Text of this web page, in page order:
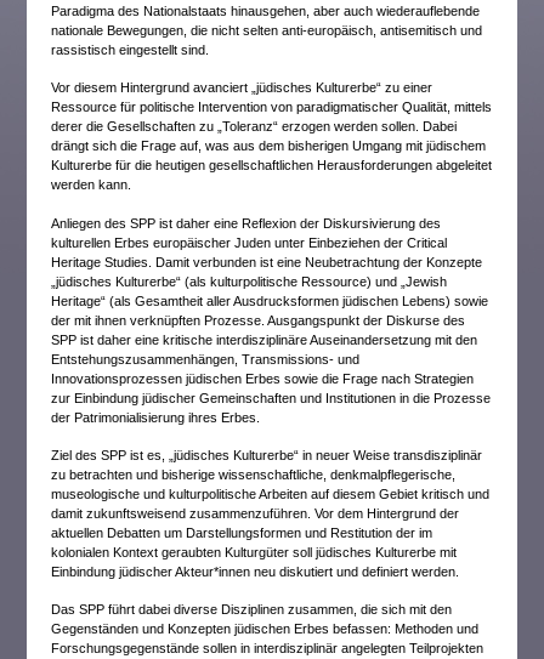
Paradigma des Nationalstaats hinausgehen, aber auch wiederauflebende
nationale Bewegungen, die nicht selten anti-europäisch, antisemitisch und
rassistisch eingestellt sind.
Vor diesem Hintergrund avanciert „jüdisches Kulturerbe“ zu einer
Ressource für politische Intervention von paradigmatischer Qualität, mittels
derer die Gesellschaften zu „Toleranz“ erzogen werden sollen. Dabei
drängt sich die Frage auf, was aus dem bisherigen Umgang mit jüdischem
Kulturerbe für die heutigen gesellschaftlichen Herausforderungen abgeleitet
werden kann.
Anliegen des SPP ist daher eine Reflexion der Diskursivierung des
kulturellen Erbes europäischer Juden unter Einbeziehen der Critical
Heritage Studies. Damit verbunden ist eine Neubetrachtung der Konzepte
„jüdisches Kulturerbe“ (als kulturpolitische Ressource) und „Jewish
Heritage“ (als Gesamtheit aller Ausdrucksformen jüdischen Lebens) sowie
der mit ihnen verknüpften Prozesse. Ausgangspunkt der Diskurse des
SPP ist daher eine kritische interdisziplinäre Auseinandersetzung mit den
Entstehungszusammenhängen, Transmissions- und
Innovationsprozessen jüdischen Erbes sowie die Frage nach Strategien
zur Einbindung jüdischer Gemeinschaften und Institutionen in die Prozesse
der Patrimonialisierung ihres Erbes.
Ziel des SPP ist es, „jüdisches Kulturerbe“ in neuer Weise transdisziplinär
zu betrachten und bisherige wissenschaftliche, denkmalpflegerische,
museologische und kulturpolitische Arbeiten auf diesem Gebiet kritisch und
damit zukunftsweisend zusammenzuführen. Vor dem Hintergrund der
aktuellen Debatten um Darstellungsformen und Restitution der im
kolonialen Kontext geraubten Kulturgüter soll jüdisches Kulturerbe mit
Einbindung jüdischer Akteur*innen neu diskutiert und definiert werden.
Das SPP führt dabei diverse Disziplinen zusammen, die sich mit den
Gegenständen und Konzepten jüdischen Erbes befassen: Methoden und
Forschungsgegenstände sollen in interdisziplinär angelegten Teilprojekten